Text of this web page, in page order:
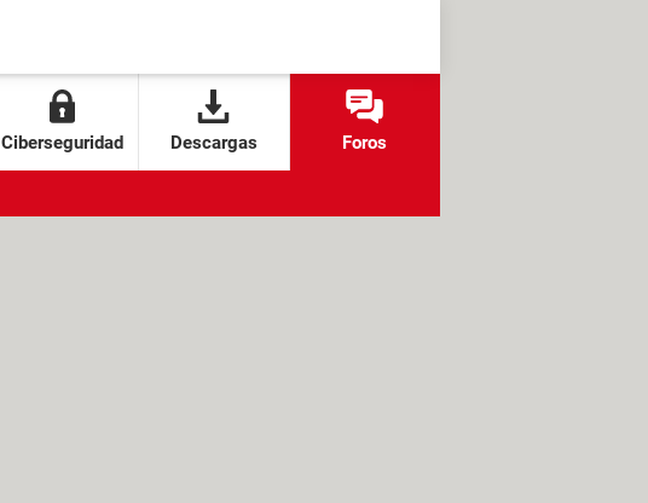
Ciberseguridad Descargas Foros